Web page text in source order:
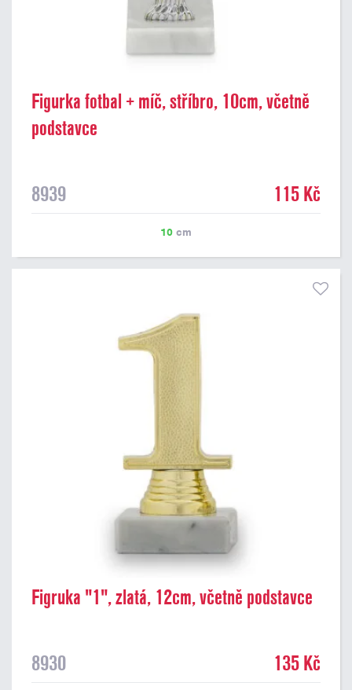
Figurka fotbal + míč, stříbro, 10cm, včetně
podstavce
8939 115 Kč
10 cm
Figruka "1", zlatá, 12cm, včetně podstavce
8930 135 Kč